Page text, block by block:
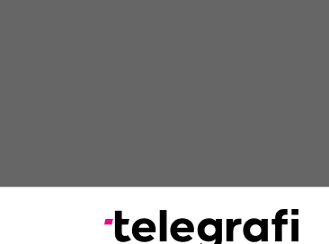
transportohej në një automjet të zakonshëm
të plotë të kushteve higjienike dhe pa